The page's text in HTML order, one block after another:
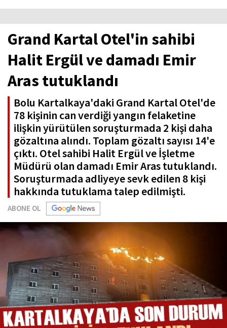
Grand Kartal Otel'in sahibi
Halit Ergül ve damadı Emir
Aras tutuklandı
Bolu Kartalkaya'daki Grand Kartal Otel'de
78 kişinin can verdiği yangın felaketine
ilişkin yürütülen soruşturmada 2 kişi daha
gözaltına alındı. Toplam gözaltı sayısı 14'e
çıktı. Otel sahibi Halit Ergül ve İşletme
Müdürü olan damadı Emir Aras tutuklandı.
Soruşturmada adliyeye sevk edilen 8 kişi
hakkında tutuklama talep edilmişti.
ABONE OL